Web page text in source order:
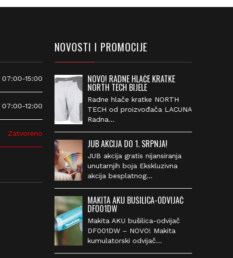
07:00-15:00
07:00-12:00
Zatvoreno
NOVOSTI I PROMOCIJE
NOVO! RADNE HLAČE KRATKE
NORTH TECH BIJELE
Radne hlače kratke NORTH
TECH od proizvođača
LACUNA Radna…
JUB AKCIJA DO 1. SRPNJA!
JUB akcija gratis nijansiranja
unutarnjih boja Ekskluzivna
akcija besplatnog…
MAKITA AKU BUŠILICA-ODVIJAČ
DF001DW
Makita AKU bušilica-odvijač
DF001DW – NOVO! Makita
kumulatorski odvijač…